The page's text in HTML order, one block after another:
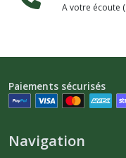
A votre écoute
Paiements sécurisés
Navigation